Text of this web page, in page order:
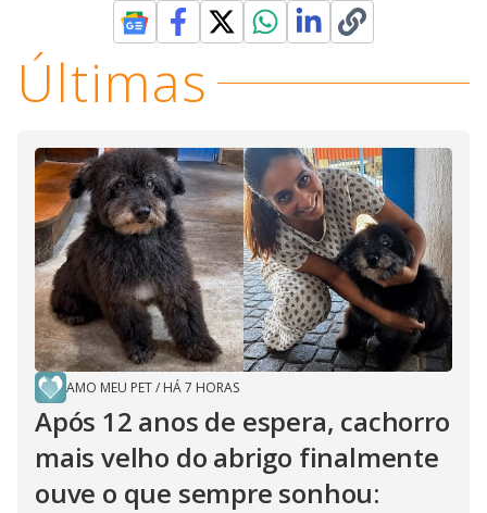
Últimas
AMO MEU PET/ HÁ 7 HORAS
Após 12 anos de espera, cachorro
mais velho do abrigo finalmente
ouve o que sempre sonhou: